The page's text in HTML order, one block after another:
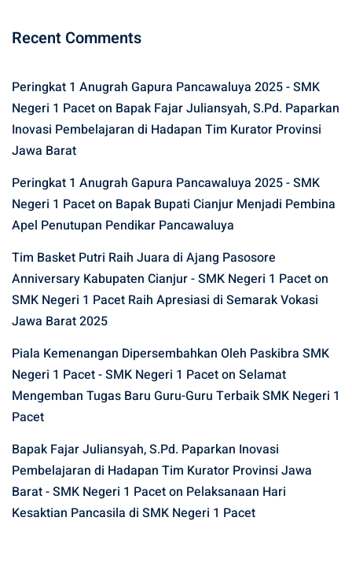
Recent Comments
Peringkat 1 Anugrah Gapura Pancawaluya 2025 - SMK
Negeri 1 Paceton Bapak Fajar Juliansyah, S.Pd. Paparkan
Inovasi Pembelajaran di Hadapan Tim Kurator Provinsi
Jawa Barat
Peringkat 1 Anugrah Gapura Pancawaluya 2025 - SMK
Negeri 1 Paceton Bapak Bupati Cianjur Menjadi Pembina
Apel Penutupan Pendikar Pancawaluya
Tim Basket Putri Raih Juara di Ajang Pasosore
Anniversary Kabupaten Cianjur - SMK Negeri 1 Paceton
SMK Negeri 1 Pacet Raih Apresiasi di Semarak Vokasi
Jawa Barat 2025
Piala Kemenangan Dipersembahkan Oleh Paskibra SMK
Negeri 1 Pacet - SMK Negeri 1 Paceton Selamat
Mengemban Tugas Baru Guru-Guru Terbaik SMK Negeri 1
Pacet
Bapak Fajar Juliansyah, S.Pd. Paparkan Inovasi
Pembelajaran di Hadapan Tim Kurator Provinsi Jawa
Barat - SMK Negeri 1 Paceton Pelaksanaan Hari
Kesaktian Pancasila di SMK Negeri 1 Pacet